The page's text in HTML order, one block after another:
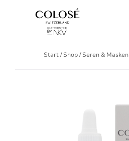
Start/Shop/Seren & Masken